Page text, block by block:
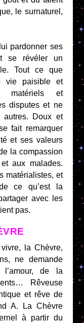
le surnaturel,
pardonner ses
se révéler un
Tout ce que
vie paisible et
matériels et
disputes et ne
Doux et
fait remarquer
et ses valeurs
la compassion
aux malades.
matérialistes, et
ce qu’est la
avec les
pas.
la Chèvre,
ne demande
de la
Rêveuse
et rêve de
A. La Chèvre
à partir du